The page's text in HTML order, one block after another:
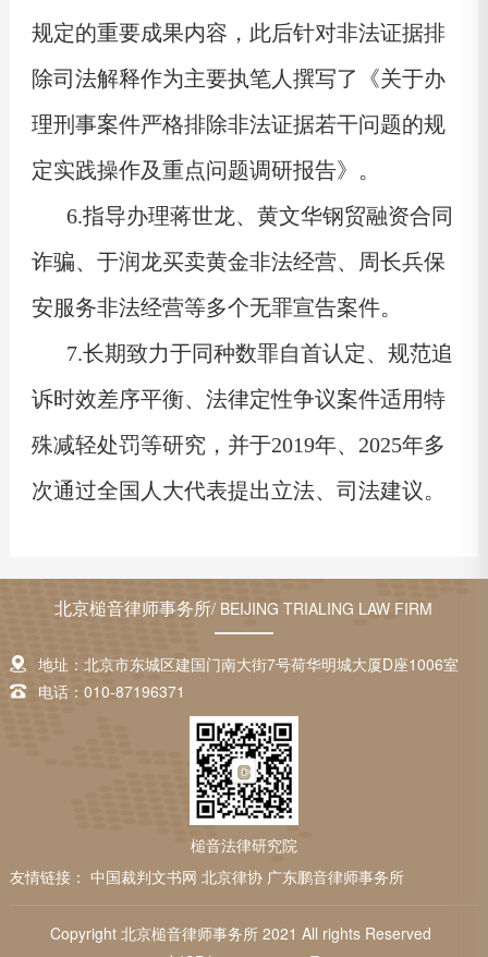
规定的重要成果内容，此后针对非法证据排
除司法解释作为主要执笔人撰写了《关于办
理刑事案件严格排除非法证据若干问题的规
定实践操作及重点问题调研报告》。
6.指导办理‌蒋世龙、黄文华钢贸融资合同
诈骗、于润龙买卖黄金非法经营、周长兵保
安服务非法经营等多个无罪宣告案件。
7.长期致力于同种数罪自首认定、规范追
诉时效差序平衡、法律定性争议案件适用特
殊减轻处罚等研究，并于2019年、2025年多
次通过全国人大代表提出立法、司法建议。
北京槌音律师事务所/ BEIJING TRIALING LAW FIRM
地址：北京市东城区建国门南大街7号荷华明城大厦D座1006室
电话：010-87196371
槌音法律研究院
友情链接： 中国裁判文书网 北京律协 广东鹏音律师事务所
Copyright 北京槌音律师事务所 2021 All rights Reserved